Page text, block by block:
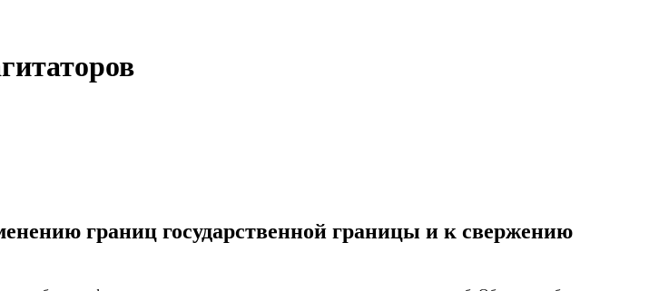
границ государственной границы и к свержению